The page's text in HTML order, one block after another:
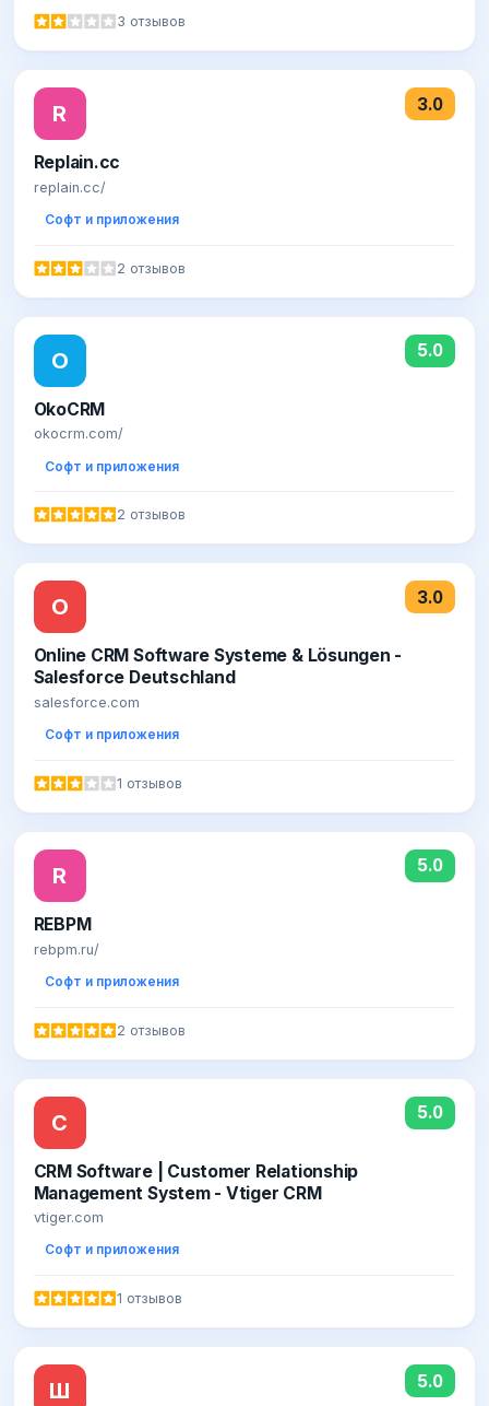
3 отзывов
R 3.0
Replain.cc
replain.cc/
Софт и приложения
2 отзывов
O 5.0
OkoCRM
okocrm.com/
Софт и приложения
2 отзывов
O 3.0
Online CRM Software Systeme & Lösungen -
Salesforce Deutschland
salesforce.com
Софт и приложения
1 отзывов
R 5.0
REBPM
rebpm.ru/
Софт и приложения
2 отзывов
C 5.0
CRM Software | Customer Relationship
Management System - Vtiger CRM
vtiger.com
Софт и приложения
1 отзывов
Ш 5.0